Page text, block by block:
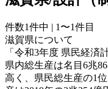
件数1件中 | 1〜1件目
滋賀県について
「令和3年度 県民経済
県内総生産は名目6兆
高く、県民総生産の1